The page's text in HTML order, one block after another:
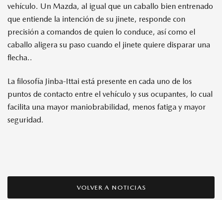
vehículo. Un Mazda, al igual que un caballo bien entrenado
que entiende la intención de su jinete, responde con
precisión a comandos de quien lo conduce, así como el
caballo aligera su paso cuando el jinete quiere disparar una
flecha..
La filosofía Jinba-Ittai está presente en cada uno de los
puntos de contacto entre el vehículo y sus ocupantes, lo cual
facilita una mayor maniobrabilidad, menos fatiga y mayor
seguridad.
VOLVER A NOTICIAS